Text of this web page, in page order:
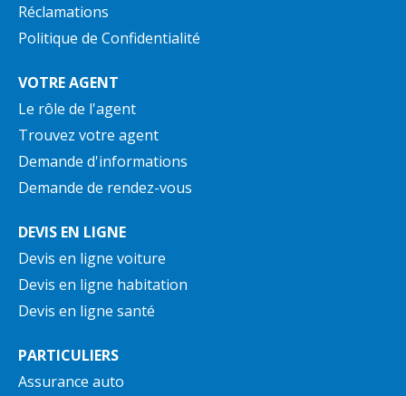
Réclamations
Politique de Confidentialité
VOTRE AGENT
Le rôle de l'agent
Trouvez votre agent
Demande d'informations
Demande de rendez-vous
DEVIS EN LIGNE
Devis en ligne voiture
Devis en ligne habitation
Devis en ligne santé
PARTICULIERS
Assurance auto